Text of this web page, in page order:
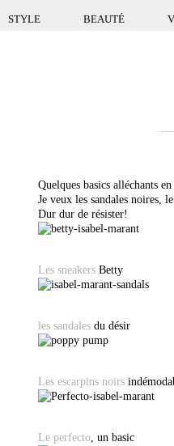
STYLE BEAUTÉ
Quelques basics alléchants
Je veux les sandales noires,
Dur dur de résister!
Les sneakers Betty
les sandales du désir
Les escarpins noirs
Le perfecto, un basic